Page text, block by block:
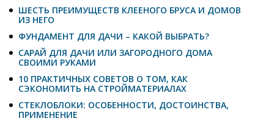
ШЕСТЬ ПРЕИМУЩЕСТВ КЛЕЕНОГО БРУСА И ДОМОВ
ИЗ НЕГО
ФУНДАМЕНТ ДЛЯ ДАЧИ – КАКОЙ ВЫБРАТЬ?
САРАЙ ДЛЯ ДАЧИ ИЛИ ЗАГОРОДНОГО ДОМА
СВОИМИ РУКАМИ
10 ПРАКТИЧНЫХ СОВЕТОВ О ТОМ, КАК
СЭКОНОМИТЬ НА СТРОЙМАТЕРИАЛАХ
СТЕКЛОБЛОКИ: ОСОБЕННОСТИ, ДОСТОИНСТВА,
ПРИМЕНЕНИЕ